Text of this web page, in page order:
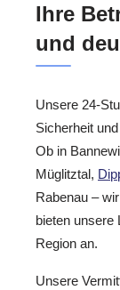
Ihre
und
Unsere 24-
Sicherheit
Ob in
Müglitztal,
Rabenau –
bieten unsere
Region an.
Unsere